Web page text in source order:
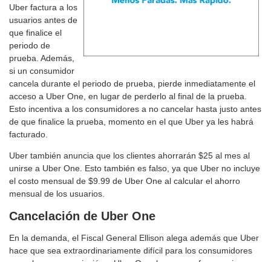
Uber factura a los
usuarios antes de
que finalice el
periodo de
prueba. Además,
si un consumidor
cancela durante el periodo de prueba, pierde inmediatamente el
acceso a Uber One, en lugar de perderlo al final de la prueba.
Esto incentiva a los consumidores a no cancelar hasta justo antes
de que finalice la prueba, momento en el que Uber ya les habrá
facturado.
Uber también anuncia que los clientes ahorrarán $25 al mes al
unirse a Uber One. Esto también es falso, ya que Uber no incluye
el costo mensual de $9.99 de Uber One al calcular el ahorro
mensual de los usuarios.
Cancelación de Uber One
En la demanda, el Fiscal General Ellison alega además que Uber
hace que sea extraordinariamente difícil para los consumidores